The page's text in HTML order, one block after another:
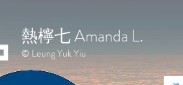
熱檸七 Amanda L.
© Leung Yuk Yiu